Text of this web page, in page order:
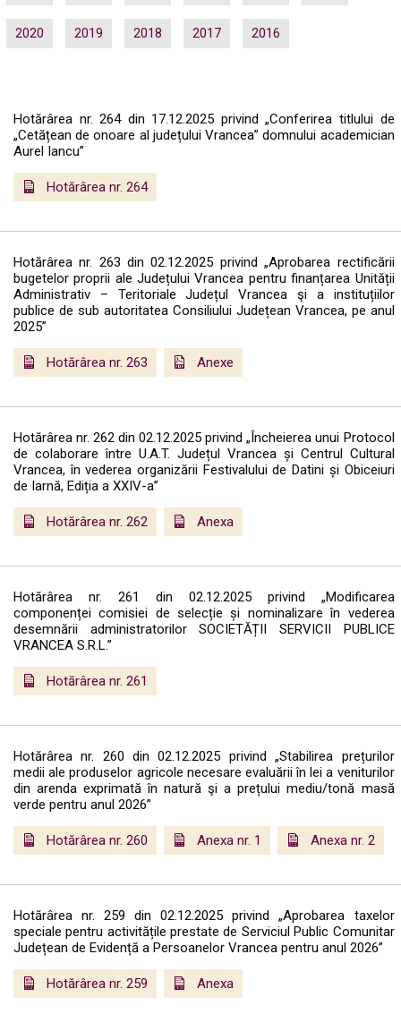
2020 2019 2018 2017 2016
Hotărârea nr. 264 din 17.12.2025 privind „Conferirea titlului de
„Cetățean de onoare al județului Vrancea” domnului academician
Aurel Iancu”
Hotărârea nr. 264
Hotărârea nr. 263 din 02.12.2025 privind „Aprobarea rectificării
bugetelor proprii ale Județului Vrancea pentru finanțarea Unității
Administrativ – Teritoriale Județul Vrancea şi a instituțiilor
publice de sub autoritatea Consiliului Județean Vrancea, pe anul
2025”
Hotărârea nr. 263 Anexe
Hotărârea nr. 262 din 02.12.2025 privind „Încheierea unui Protocol
de colaborare între U.A.T. Județul Vrancea și Centrul Cultural
Vrancea, în vederea organizării Festivalului de Datini și Obiceiuri
de Iarnă, Ediția a XXIV-a”
Hotărârea nr. 262 Anexa
Hotărârea nr. 261 din 02.12.2025 privind „Modificarea
componenței comisiei de selecție și nominalizare în vederea
desemnării administratorilor SOCIETĂȚII SERVICII PUBLICE
VRANCEA S.R.L.”
Hotărârea nr. 261
Hotărârea nr. 260 din 02.12.2025 privind „Stabilirea prețurilor
medii ale produselor agricole necesare evaluării în lei a veniturilor
din arenda exprimată în natură şi a prețului mediu/tonă masă
verde pentru anul 2026”
Hotărârea nr. 260 Anexa nr. 1 Anexa nr. 2
Hotărârea nr. 259 din 02.12.2025 privind „Aprobarea taxelor
speciale pentru activitățile prestate de Serviciul Public Comunitar
Județean de Evidență a Persoanelor Vrancea pentru anul 2026”
Hotărârea nr. 259 Anexa